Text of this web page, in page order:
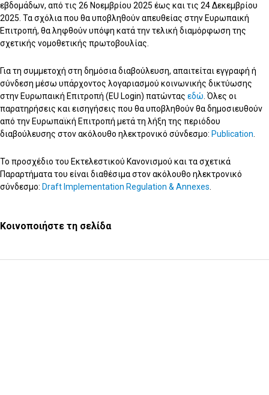
εβδομάδων, από τις 26 Νοεμβρίου 2025 έως και τις 24 Δεκεμβρίου
2025. Τα σχόλια που θα υποβληθούν απευθείας στην Ευρωπαική
Επιτροπή, θα ληφθούν υπόψη κατά την τελική διαμόρφωση της
σχετικής νομοθετικής πρωτοβουλίας.
Για τη συμμετοχή στη δημόσια διαβούλευση, απαιτείται εγγραφή ή
σύνδεση μέσω υπάρχοντος λογαριασμού κοινωνικής δικτύωσης
στην Ευρωπαική Επιτροπή (EU Login) πατώντας εδώ. Όλες οι
παρατηρήσεις και εισηγήσεις που θα υποβληθούν θα δημοσιευθούν
από την Ευρωπαϊκή Επιτροπή μετά τη λήξη της περιόδου
διαβούλευσης στον ακόλουθο ηλεκτρονικό σύνδεσμο: Publication.
Το προσχέδιο του Εκτελεστικού Κανονισμού και τα σχετικά
Παραρτήματα του είναι διαθέσιμα στον ακόλουθο ηλεκτρονικό
σύνδεσμο: Draft Implementation Regulation & Annexes.
Κοινοποιήστε τη σελίδα